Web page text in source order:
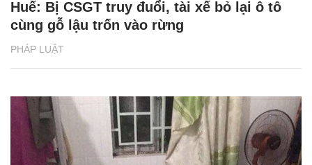
PHÁP LUẬT
Huế: Bị CSGT truy đuổi, tài xế bỏ lại ô tô
cùng gỗ lậu trốn vào rừng